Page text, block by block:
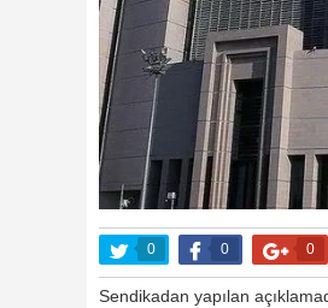
0 0 0
Sendikadan yapılan